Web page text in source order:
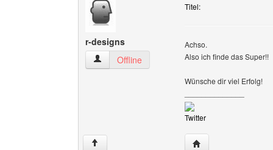
r-designs
r-designs Benutzer-Profile anzeigen
Offline
Titel:
Achso.
Also ich finde das Super!!
Wünsche dir viel Erfolg!
Twitter
↑ Website dieses